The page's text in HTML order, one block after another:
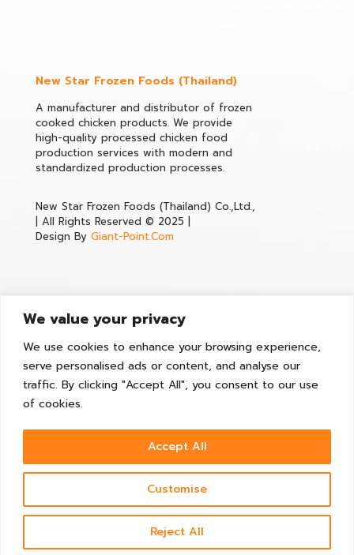
We value your privacy
We use cookies to enhance your browsing experience,
serve personalised ads or content, and analyse our
traffic. By clicking "Accept All", you consent to our use
of cookies.
Customise
Reject All
Accept All
New Star Frozen Foods (Thailand)
A manufacturer and distributor of frozen
cooked chicken products. We provide
high-quality processed chicken food
production services with modern and
standardized production processes.
New Star Frozen Foods (Thailand) Co.,Ltd.,
| All Rights Reserved © 2025 |
Design By Giant-Point.Com
35/403 Moo 2, Golden Factory, Ekachai Road, Bang Nam
Chuet Sub-district, Mueang Samut Sakhon District, Samut
Sakhon Province, 74000, Thailand
Sales@newstarfoods.co.th
Facebook : New Star Frozen Foods
NEW STAR OEM
New Star Frozen Foos
CONTACT US
Open